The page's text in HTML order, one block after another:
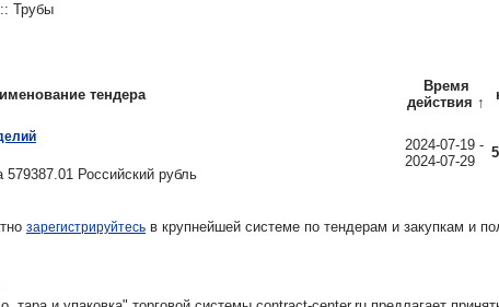
Трубы
тендера
Время
действия ↑
579387.01 Российский рубль
2024-07-19 -
2024-07-29
зарегистрируйтесь в крупнейшей системе по тендерам и закупкам и